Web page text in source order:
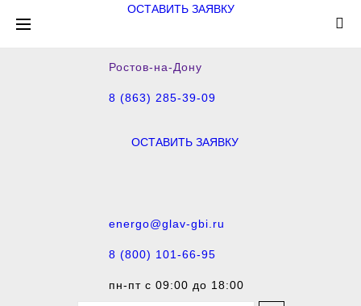
ОСТАВИТЬ ЗАЯВКУ
Ростов-на-Дону
8 (863) 285-39-09
8 (800) 101-66-95
energo@glav-gbi.ru
пн-пт с 09:00 до 18:00
ОСТАВИТЬ ЗАЯВКУ